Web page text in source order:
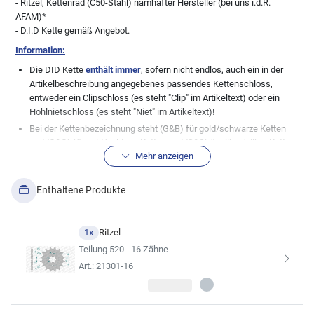
- Ritzel, Kettenrad (C50-Stahl) namhafter Hersteller (bei uns i.d.R.
AFAM)*
- D.I.D Kette gemäß Angebot.
Information:
Die DID Kette enthält immer, sofern nicht endlos, auch ein in der
Artikelbeschreibung angegebenes passendes Kettenschloss,
entweder ein Clipschloss (es steht "Clip" im Artikeltext) oder ein
Hohlnietschloss (es steht "Niet" im Artikeltext)!
Bei der Kettenbezeichnung steht (G&B) für gold/schwarze Ketten
und (G&G) für gold/goldene Ketten und (S&S) ür silber/silber Ketten.
Normale, stahlfarbene Ketten (genannt schwarz), haben keine
Wichtige Info in Bezug zu den Teilen im Kettensatz:
Datenblättern der Fahrzeughersteller, daher weisen wir ausdrücklich
die absolute Richtigkeit der von uns hier angezeigten
Fahrzeugzuordnungen zu dem angebotenen Artikel von uns. Bei
vielen Fahrzeugen wurden auch gerne mal undokumentierte
Änderungen seitens der Hersteller durchgeführt, so dass die hier
Mehr anzeigen
Enthaltene Produkte
1x Ritzel
Teilung 520 - 16 Zähne
Art.: 21301-16